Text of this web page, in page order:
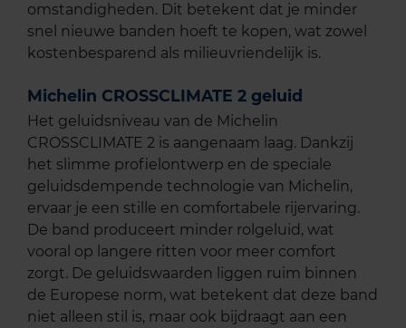
omstandigheden. Dit betekent dat je minder
snel nieuwe banden hoeft te kopen, wat zowel
kostenbesparend als milieuvriendelijk is.
Michelin CROSSCLIMATE 2 geluid
Het geluidsniveau van de Michelin
CROSSCLIMATE 2 is aangenaam laag. Dankzij
het slimme profielontwerp en de speciale
geluidsdempende technologie van Michelin,
ervaar je een stille en comfortabele rijervaring.
De band produceert minder rolgeluid, wat
vooral op langere ritten voor meer comfort
zorgt. De geluidswaarden liggen ruim binnen
de Europese norm, wat betekent dat deze band
niet alleen stil is, maar ook bijdraagt aan een